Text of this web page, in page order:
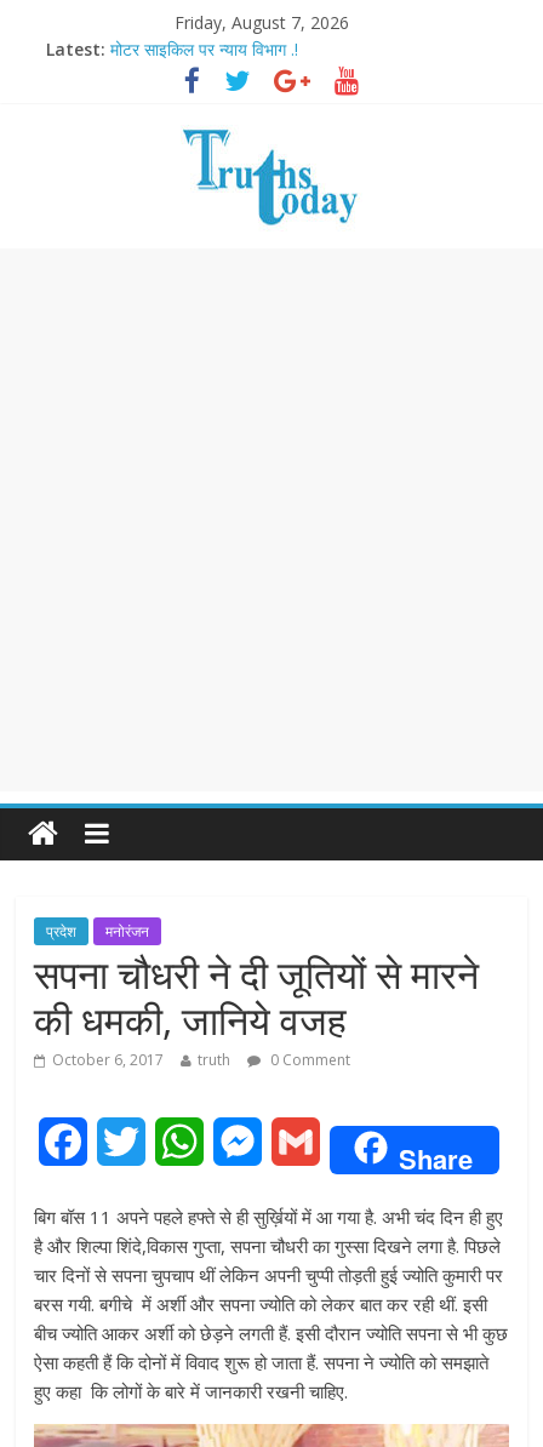
Friday, August 7, 2026
Latest: मोटर साइकिल पर न्याय विभाग .!
Ram Mandir Pran Pratishthan-अयोध्या में विराजे रामलला
मासूम लेकिन खतरनाक है आरपीजी अटैक का नाबालिग आरोपी..!
अब फिल्मों के लिए धार्मिक बोर्ड..!
आज बिखर जाएगा इमरान खान का विकेट
प्रदेश मनोरंजन
सपना चौधरी ने दी जूतियों से मारने
की धमकी, जानिये वजह
October 6, 2017 truth 0 Comment
c
e
b
o
o
i
t
t
e
r
W
a
t
s
A
p
M
s
s
e
n
g
a
i
l
Share
बिग बॉस 11 अपने पहले हफ्ते से ही सुर्ख़ियों में आ गया है. अभी चंद दिन ही हुए
है और शिल्पा शिंदे,विकास गुप्ता, सपना चौधरी का गुस्सा दिखने लगा है. पिछले
चार दिनों से सपना चुपचाप थीं लेकिन अपनी चुप्पी तोड़ती हुई ज्योति कुमारी पर
बरस गयी. बगीचे में अर्शी और सपना ज्योति को लेकर बात कर रही थीं. इसी
बीच ज्योति आकर अर्शी को छेड़ने लगती हैं. इसी दौरान ज्योति सपना से भी कुछ
ऐसा कहती हैं कि दोनों में विवाद शुरू हो जाता हैं. सपना ने ज्योति को समझाते
हुए कहा कि लोगों के बारे में जानकारी रखनी चाहिए.